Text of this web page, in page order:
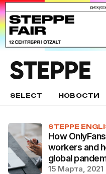
SELECT НОВОСТИ
STEPPE
How
workers and
global
15 Марта, 2021